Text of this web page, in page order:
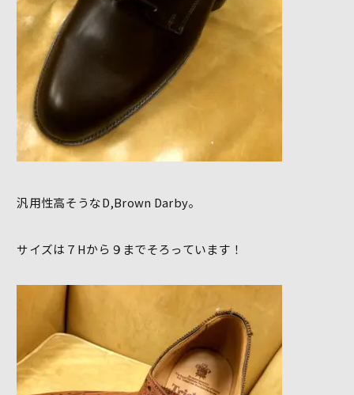
汎用性高そうなD,Brown Darby。
サイズは７Hから９までそろっています！